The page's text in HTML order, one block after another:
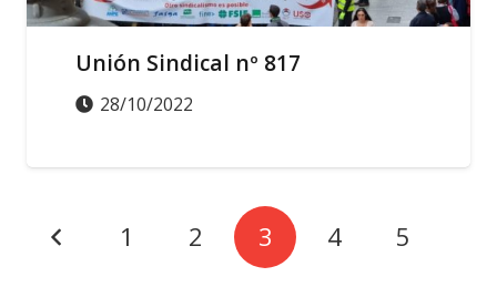
Unión Sindical nº 817
28/10/2022
1 2 3 4 5